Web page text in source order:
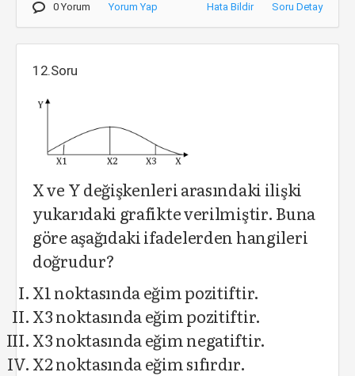
0 Yorum Yorum Yap Hata Bildir Soru Detay
12.Soru
X ve Y değişkenleri arasındaki ilişki
yukarıdaki grafikte verilmiştir. Buna
göre aşağıdaki ifadelerden hangileri
doğrudur?
X1 noktasında eğim pozitiftir.
X3 noktasında eğim pozitiftir.
X3 noktasında eğim negatiftir.
X2 noktasında eğim sıfırdır.